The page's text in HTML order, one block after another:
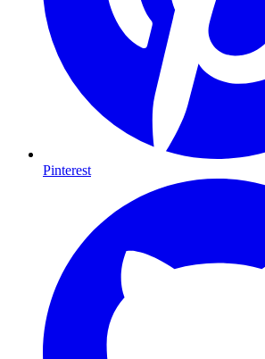
Pinterest